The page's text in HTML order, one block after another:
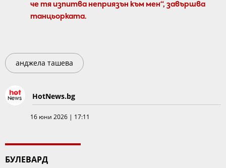
че тя изпитва неприязън към мен“, завършва
танцьорката.
анджела ташева
HotNews.bg
16 юни 2026 | 17:11
БУЛЕВАРД